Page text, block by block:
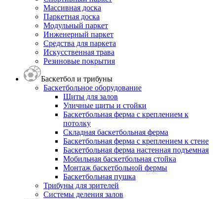
Массивная доска
Паркетная доска
Модульный паркет
Инженерный паркет
Средства для паркета
Искусственная трава
Резиновые покрытия
Баскетбол и трибуны
Баскетбольное оборудование
Щиты для залов
Уличные щиты и стойки
Баскетбольная ферма с креплением к
потолку
Складная баскетбольная ферма
Баскетбольная ферма с креплением к стене
Баскетбольная ферма настенная подъемная
Мобильная баскетбольная стойка
Монтаж баскетбольной фермы
Баскетбольная пушка
Трибуны для зрителей
Системы деления залов